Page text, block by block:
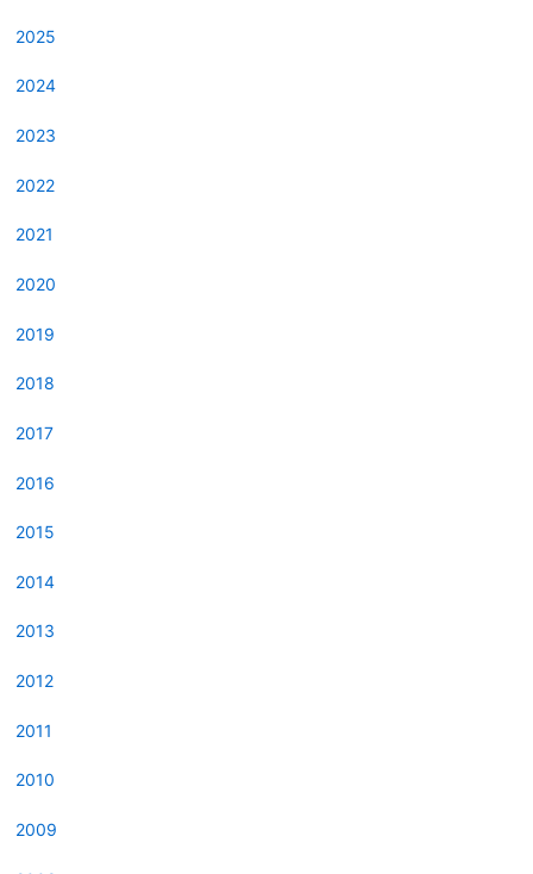
2025
2024
2023
2022
2021
2020
2019
2018
2017
2016
2015
2014
2013
2012
2011
2010
2009